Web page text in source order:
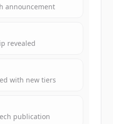
view allfunding
trial credits to
Account
announcement
revealed
with new tiers
publication